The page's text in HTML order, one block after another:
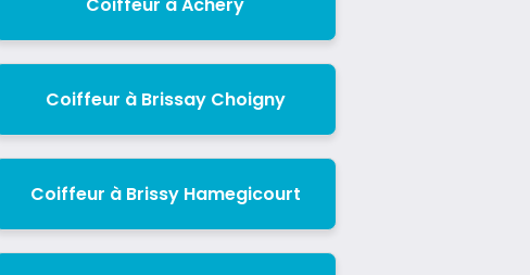
Coiffeur à Achery
Coiffeur à Brissay Choigny
Coiffeur à Brissy Hamegicourt